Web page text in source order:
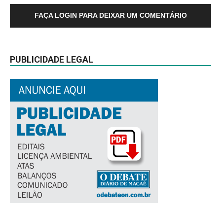
FAÇA LOGIN PARA DEIXAR UM COMENTÁRIO
PUBLICIDADE LEGAL